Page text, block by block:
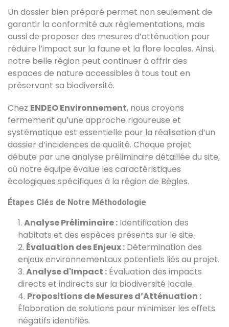
Un dossier bien préparé permet non seulement de
garantir la conformité aux réglementations, mais
aussi de proposer des mesures d’atténuation pour
réduire l’impact sur la faune et la flore locales. Ainsi,
notre belle région peut continuer à offrir des
espaces de nature accessibles à tous tout en
préservant sa biodiversité.
Chez ENDEO Environnement, nous croyons
fermement qu’une approche rigoureuse et
systématique est essentielle pour la réalisation d’un
dossier d’incidences de qualité. Chaque projet
débute par une analyse préliminaire détaillée du site,
où notre équipe évalue les caractéristiques
écologiques spécifiques à la région de Bègles.
Étapes Clés de Notre Méthodologie
Analyse Préliminaire : Identification des
habitats et des espèces présents sur le site.
Évaluation des Enjeux : Détermination des
enjeux environnementaux potentiels liés au projet.
Analyse d'Impact : Évaluation des impacts
directs et indirects sur la biodiversité locale.
Propositions de Mesures d’Atténuation :
Élaboration de solutions pour minimiser les effets
négatifs identifiés.